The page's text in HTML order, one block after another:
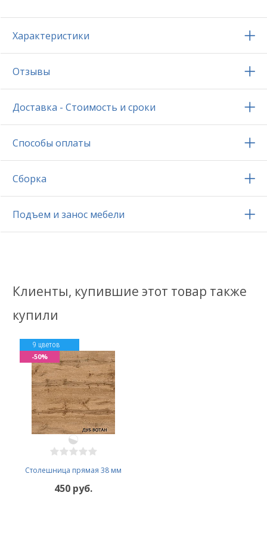
Характеристики
Отзывы
Доставка - Стоимость и сроки
Способы оплаты
Сборка
Подъем и занос мебели
Клиенты, купившие этот товар также
купили
Столешница прямая 38 мм
9 цветов
450 руб.
-50%